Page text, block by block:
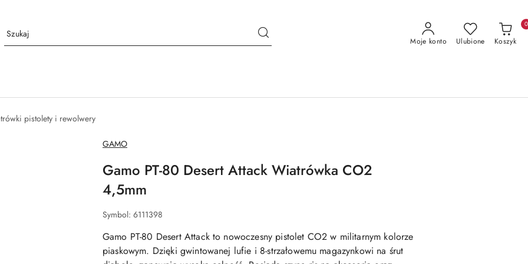
Moje konto Ulubione Koszyk
0
pistolety i rewolwery
NAZWA
PRODUCENTA:
GAMO
Gamo PT-80 Desert Attack Wiatrówka CO2
4,5mm
Symbol: 6111398
Gamo PT-80 Desert Attack to nowoczesny pistolet CO2 w militarnym kolorze
piaskowym. Dzięki gwintowanej lufie i 8-strzałowemu magazynkowi na śrut